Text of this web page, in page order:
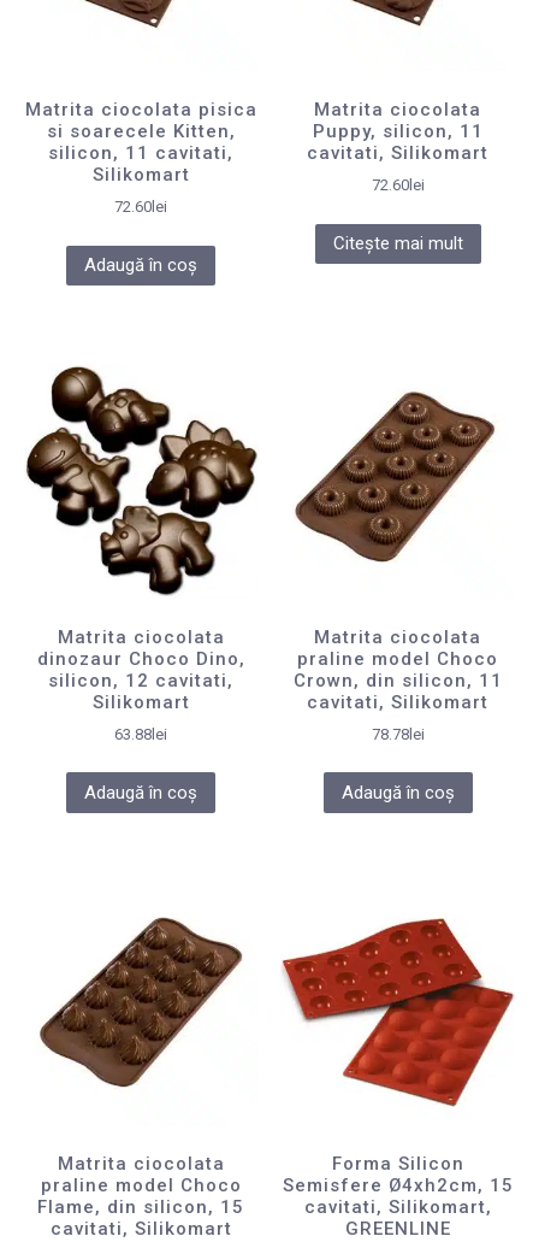
Matrita ciocolata pisica
si soarecele Kitten,
silicon, 11 cavitati,
Silikomart
72.60 lei
Adaugă în coș
Matrita ciocolata
Puppy, silicon, 11
cavitati, Silikomart
72.60lei
Citește mai mult
Matrita ciocolata
dinozaur Choco Dino,
silicon, 12 cavitati,
Silikomart
63.88 lei
Adaugă în coș
Matrita ciocolata
praline model Choco
Crown, din silicon, 11
cavitati, Silikomart
78.78lei
Adaugă în coș
Matrita ciocolata
praline model Choco
Flame, din silicon, 15
cavitati, Silikomart
Forma Silicon
Semisfere Ø4xh2cm, 15
cavitati, Silikomart,
GREENLINE